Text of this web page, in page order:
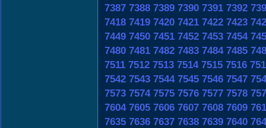
7387 7388 7389 7390 7391 7392
7418 7419 7420 7421 7422 7423
7449 7450 7451 7452 7453 7454
7480 7481 7482 7483 7484 7485
7511 7512 7513 7514 7515 7516
7542 7543 7544 7545 7546 7547
7573 7574 7575 7576 7577 7578
7604 7605 7606 7607 7608 7609
7635 7636 7637 7638 7639 7640